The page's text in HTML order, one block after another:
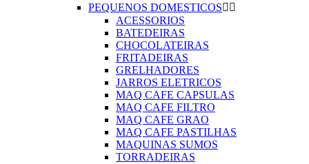
PEQUENOS DOMESTICOS 
ACESSORIOS
BATEDEIRAS
CHOCOLATEIRAS
FRITADEIRAS
GRELHADORES
JARROS ELETRICOS
MAQ CAFE CAPSULAS
MAQ CAFE FILTRO
MAQ CAFE GRAO
MAQ CAFE PASTILHAS
MAQUINAS SUMOS
TORRADEIRAS